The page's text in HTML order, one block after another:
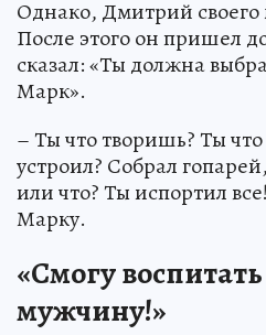
Однако, Дмитрий
После этого он пришел
сказал: «Ты должна
Марк».
– Ты что творишь? Ты
устроил? Собрал
или что? Ты испортил
Марку.
«Смогу
мужчину!»